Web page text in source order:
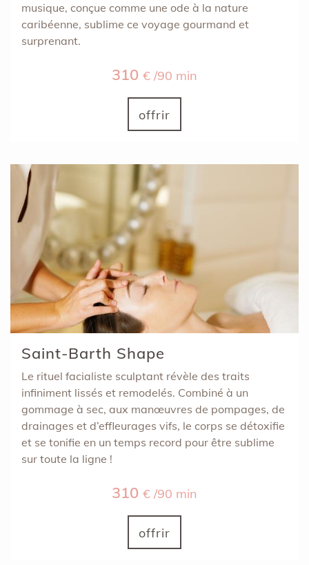
musique, conçue comme une ode à la nature
caribéenne, sublime ce voyage gourmand et
surprenant.
310 € /90 min
offrir
Saint-Barth Shape
Le rituel facialiste sculptant révèle des traits
infiniment lissés et remodelés. Combiné à un
gommage à sec, aux manœuvres de pompages, de
drainages et d’effleurages vifs, le corps se détoxifie
et se tonifie en un temps record pour être sublime
sur toute la ligne !
310 € /90 min
offrir